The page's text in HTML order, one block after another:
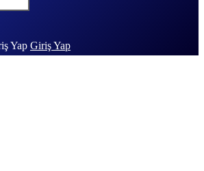
Yap Giriş Yap